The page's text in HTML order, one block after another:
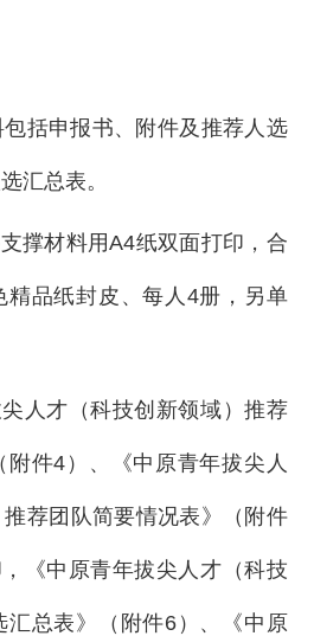
申报书、附件及推荐人选
汇总表。
材料用A4纸双面打印，合
精品纸封皮、每人4册，另单
才（科技创新领域）推荐
附件4）、《中原青年拔尖人
荐团队简要情况表》（附件
《中原青年拔尖人才（科技
汇总表》（附件6）、《中原